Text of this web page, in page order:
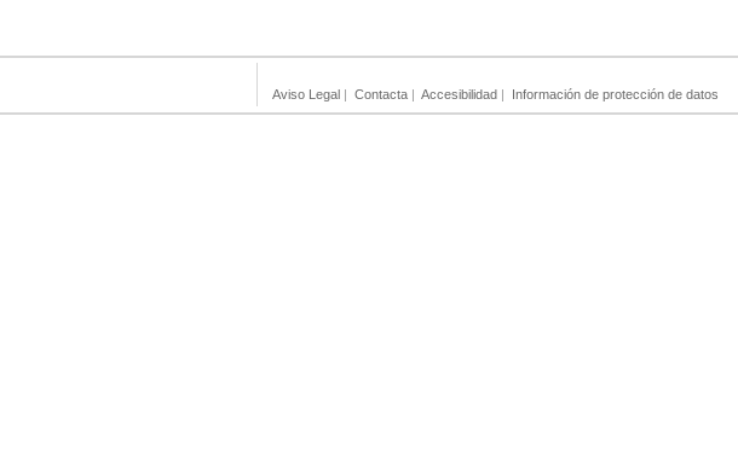
Aviso Legal | Contacta | Accesibilidad | Información de protección de datos